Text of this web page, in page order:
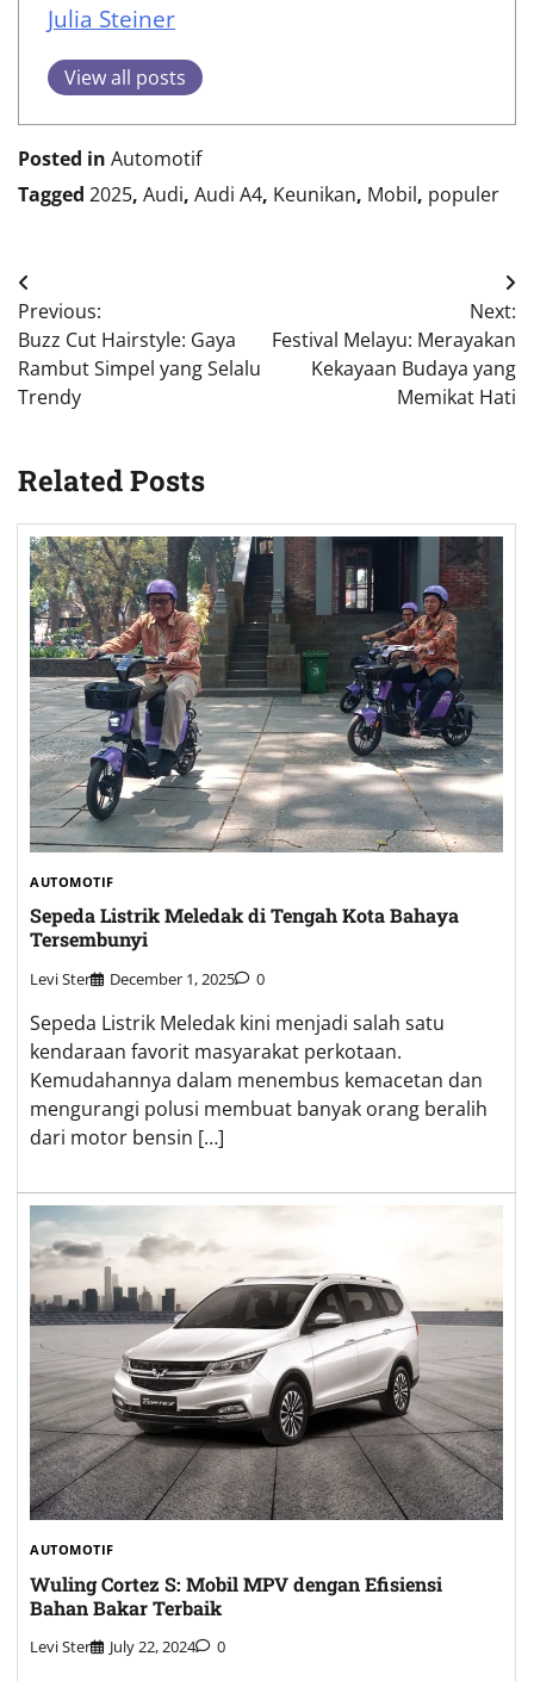
Julia Steiner
View all posts
Posted in Automotif
Tagged 2025, Audi, Audi A4, Keunikan, Mobil, populer
Post
navigation
Previous:
Buzz Cut Hairstyle: Gaya
Rambut Simpel yang Selalu
Trendy
Next:
Festival Melayu: Merayakan
Kekayaan Budaya yang
Memikat Hati
Related Posts
AUTOMOTIF
Sepeda Listrik Meledak di Tengah Kota Bahaya
Tersembunyi
Levi Ster December 1, 2025 0
Sepeda Listrik Meledak kini menjadi salah satu
kendaraan favorit masyarakat perkotaan.
Kemudahannya dalam menembus kemacetan dan
mengurangi polusi membuat banyak orang beralih
dari motor bensin […]
AUTOMOTIF
Wuling Cortez S: Mobil MPV dengan Efisiensi
Bahan Bakar Terbaik
Levi Ster July 22, 2024 0